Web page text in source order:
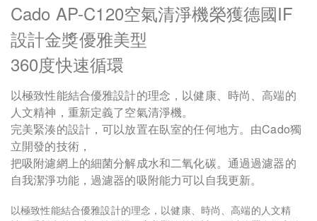
Cado AP-C120空氣清淨機榮獲德國IF
設計金獎優雅美型
360度快速循環
以極致性能結合優雅設計的理念，以健康、時尚、高端的
人文精神，重新定義了空氣清淨機。
完美緊湊的設計，可以放置在臥室的任何地方。由Cado獨
立開發的技術，
把吸附濾網上的細菌分解成水和二氧化碳。通過過濾器的
自我潔淨功能，過濾器的吸附能力可以自我更新。
以極致性能結合優雅設計的理念，以健康、時尚、高端的人文精